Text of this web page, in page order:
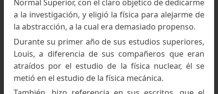
Louis, estudió como interno en el Colegio
Perpiñán y luego, en el Liceo de
obteniendo el bachillerato en
Filosofía.
Posteriormente, efectuó varios cursos
matemáticas en el Liceo Louis-le-